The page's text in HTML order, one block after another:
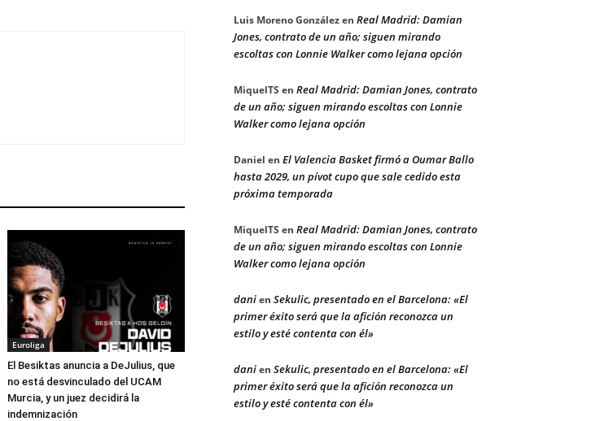
Euroliga
El Besiktas anuncia a DeJulius, que
no está desvinculado del UCAM
Murcia, y un juez decidirá la
indemnización
Luis Moreno Gonzálezen Real Madrid: Damian
Jones, contrato de un año; siguen mirando
escoltas con Lonnie Walker como lejana opción
MiquelTS en Real Madrid: Damian Jones, contrato
de un año; siguen mirando escoltas con Lonnie
Walker como lejana opción
Daniel en El Valencia Basket firmó a Oumar Ballo
hasta 2029, un pívot cupo que sale cedido esta
próxima temporada
MiquelTS en Real Madrid: Damian Jones, contrato
de un año; siguen mirando escoltas con Lonnie
Walker como lejana opción
danien Sekulic, presentado en el Barcelona: «El
primer éxito será que la afición reconozca un
estilo y esté contenta con él»
danien Sekulic, presentado en el Barcelona: «El
primer éxito será que la afición reconozca un
estilo y esté contenta con él»